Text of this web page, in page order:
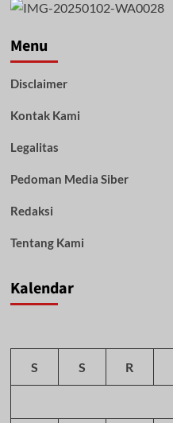
Menu
Disclaimer
Kontak Kami
Legalitas
Pedoman Media Siber
Redaksi
Tentang Kami
Kalendar
S S R